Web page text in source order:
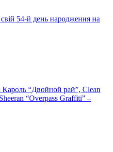
54-й день народження на
“Двойной рай”, Clean
“Overpass Graffiti” –